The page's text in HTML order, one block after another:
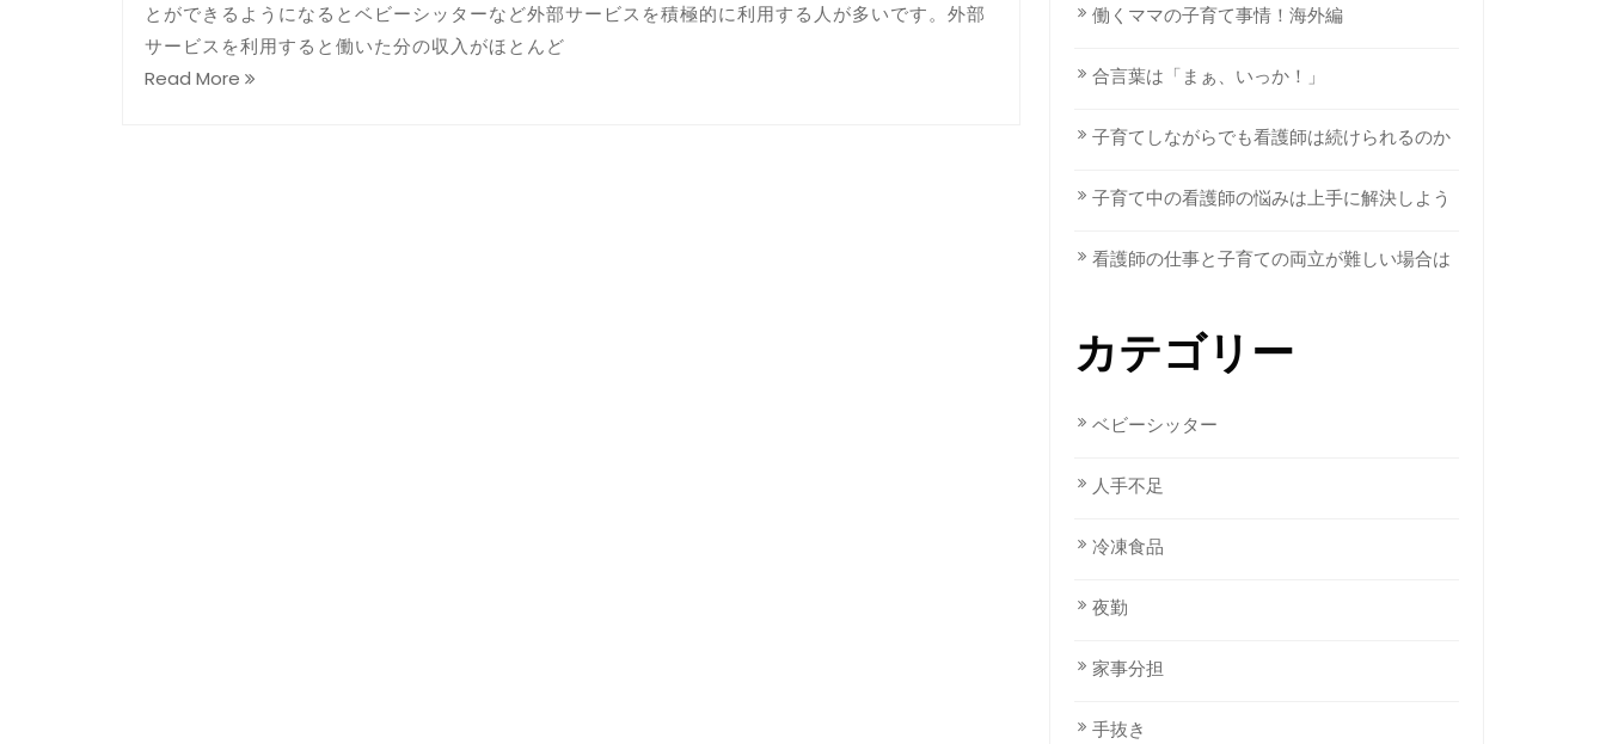
とができるようになるとベビーシッターなど外部サービスを積極的に利用する人が多いです。外部
サービスを利用すると働いた分の収入がほとんど
Read More
働くママの子育て事情！海外編
合言葉は「まぁ、いっか！」
子育てしながらでも看護師は続けられるのか
子育て中の看護師の悩みは上手に解決しよう
看護師の仕事と子育ての両立が難しい場合は
カテゴリー
ベビーシッター
人手不足
冷凍食品
夜勤
家事分担
手抜き